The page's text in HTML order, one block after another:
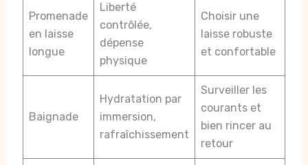
Promenade
en laisse
longue
Liberté
contrôlée,
dépense
physique
Choisir une
laisse robuste
et confortable
Baignade
Hydratation par
immersion,
rafraîchissement
Surveiller les
courants et
bien rincer au
retour